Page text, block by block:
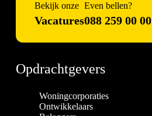
Bekijk onze
Vacatures
Even bellen?
088 259 00 00
Opdrachtgevers
Woningcorporaties
Ontwikkelaars